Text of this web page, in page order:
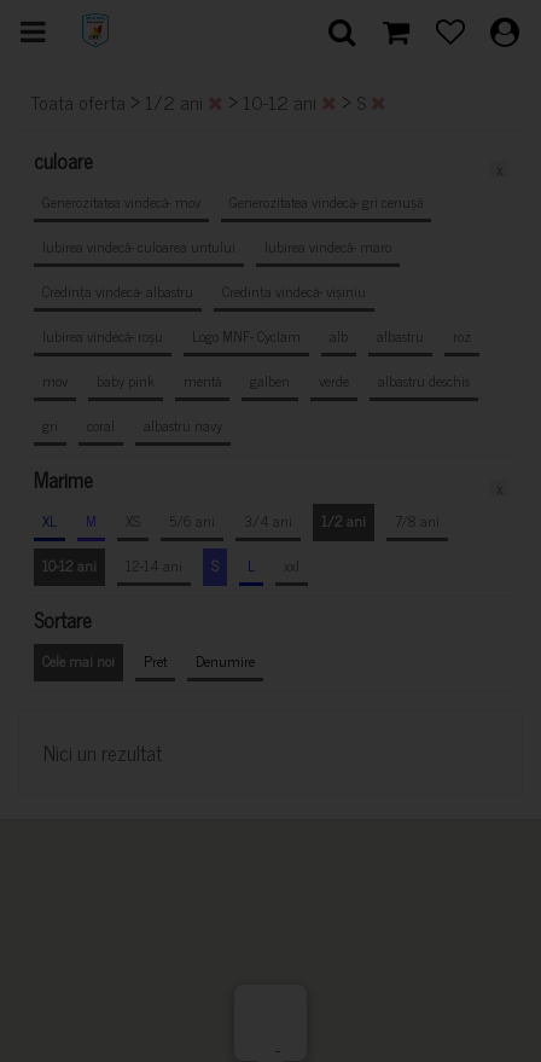
Toata oferta > 1/2 ani > 10-12 ani > S
culoare
Generozitatea vindecă- mov
Generozitatea vindecă- gri cenușă
Iubirea vindecă- culoarea untului
Iubirea vindecă- maro
Credința vindecă- albastru
Credința vindecă- vișiniu
Iubirea vindecă- roșu
Logo MNF- Cyclam alb albastru
roz
mov
baby pink mentă galben verde
albastru deschis
gri
coral albastru navy
Marime
XL M XS 5/6 ani 3/4 ani 1/2 ani
7/8 ani
10-12 ani
12-14 ani S L xxl
Sortare
Cele mai noi Pret Denumire
Nici un rezultat
-